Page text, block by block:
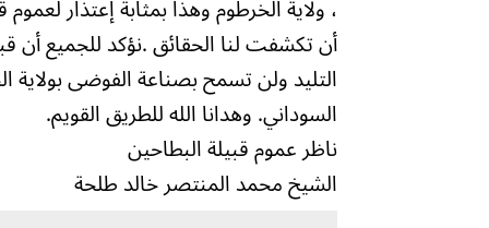
، ولاية الخرطوم وهذا بمثابة إعتذار
أن تكشفت لنا الحقائق .نؤكد للجميع أن
التليد ولن تسمح بصناعة الفوضى
السوداني. وهدانا الله للطريق القويم.
ناظر عموم قبيلة البطاحين
الشيخ محمد المنتصر خالد طلحة